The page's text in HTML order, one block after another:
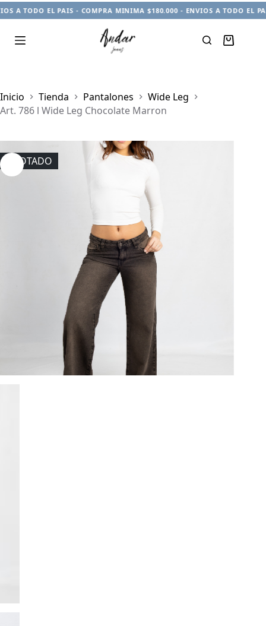
TODO EL PAIS - COMPRA MINIMA $180.000 - ENVIOS A TODO EL
Carro
Inicio
Tienda Pantalones
Wide Leg
Art. 786 l Wide Leg Chocolate Marron
AGOTADO